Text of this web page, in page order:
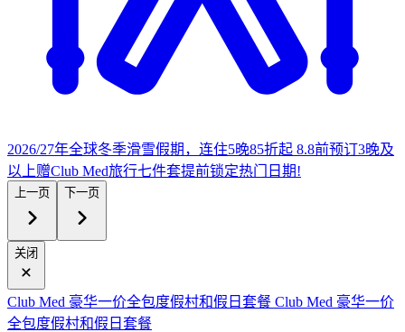
2026/27年全球冬季滑雪假期，连住5晚85折起 8.8前预订3晚及
以上赠Club Med旅行七件套提前锁定热门日期!
上一页 下一页
关闭
Club Med 豪华一价全包度假村和假日套餐 Club Med 豪华一价
全包度假村和假日套餐